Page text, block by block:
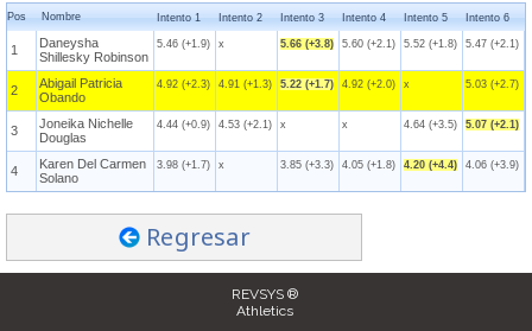
Pos Nombre Intento 1 Intento 2 Intento 3 Intento 4 Intento 5 Intento 6
1
Daneysha
Shillesky Robinson
5.46 (+1.9) x 5.66 (+3.8) 5.60 (+2.1) 5.52 (+1.8) 5.47 (+2.1)
2
Abigail Patricia
Obando
4.92 (+2.3) 4.91 (+1.3) 5.22 (+1.7) 4.92 (+2.0) x 5.03 (+2.7)
3
Joneika Nichelle
Douglas
4.44 (+0.9) 4.53 (+2.1) x x 4.64 (+3.5) 5.07 (+2.1)
4
Karen Del Carmen
Solano
3.98 (+1.7) x 3.85 (+3.3) 4.05 (+1.8) 4.20 (+4.4) 4.06 (+3.9)
Regresar
REVSYS ®
Athletics